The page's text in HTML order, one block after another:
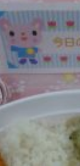
2025年10月(23)
2024年10月(31)
2023年10月(32)